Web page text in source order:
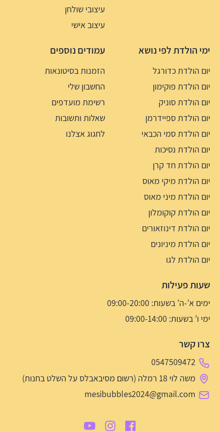
עיצובי שולחן
עיצוב אישי
ימי הולדת לפי נושא
יום הולדת כדורגל
יום הולדת פוקימון
יום הולדת סוניק
יום הולדת ספיידרמן
יום הולדת סמי הכבאי
יום הולדת נסיכות
יום הולדת חד קרן
יום הולדת מיקי מאוס
יום הולדת מיני מאוס
יום הולדת קוקומלון
יום הולדת דינוזאורים
יום הולדת מיניונים
יום הולדת לגו
עמודים נוספים
הזמנות בסיטונאות
החשבון שלי
רשימת מועדפים
שאלות ותשובות
לחגוג אצלנו
שעות פעילות
ימים א’-ה’ בשעות: 09:00-20:00
ימי ו’ בשעות: 09:00-14:00
צרו קשר
0547509472
משה לוי 18 רמלה (רשום מסיבאבלס על השלט בחנות)
mesibubbles2024@gmail.com